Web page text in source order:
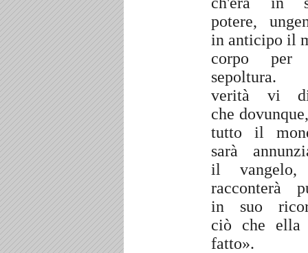
potere,
in anticipo il
corpo per
sepoltura.
verità vi
che
tutto il
sarà
il
racconterà
in suo
ciò che ella
fatto».